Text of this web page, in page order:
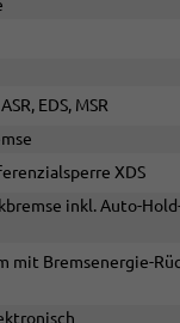
EDS, MSR
XDS
inkl. Auto-
mit Bremsenergie-